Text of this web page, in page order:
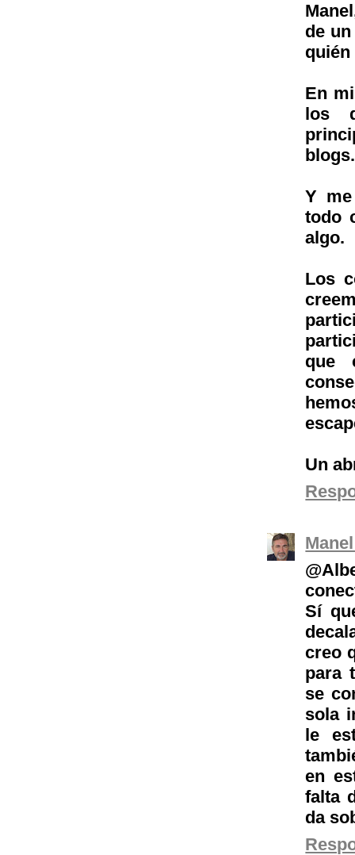
de
En
los
blogs.
Y
todo
algo.
Los
que
Un
Sí
creo
para
se
sola
le
en
falta
da